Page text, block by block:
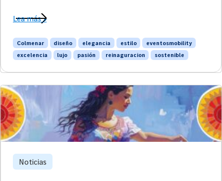
Lea más »
Colmenar diseño elegancia estilo
eventosmobility
excelencia
lujo pasión reinaguracion sostenible
Noticias